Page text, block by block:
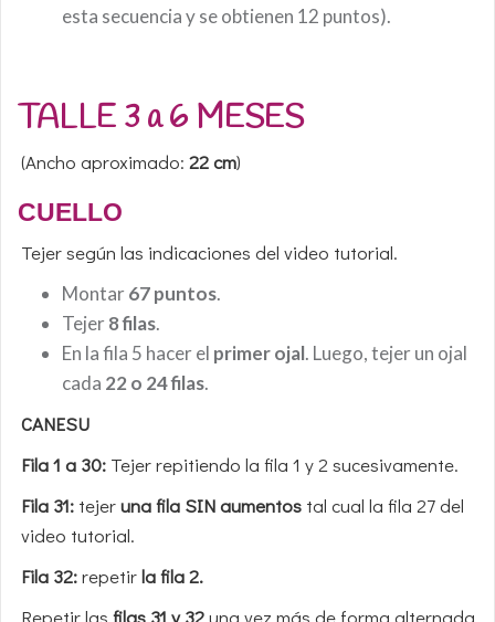
esta secuencia y se obtienen 12 puntos).
TALLE 3 a 6 MESES
(Ancho aproximado: 22 cm)
CUELLO
Tejer según las indicaciones del video tutorial.
Montar67 puntos.
Tejer8 filas.
En la fila 5 hacer el primer ojal. Luego, tejer un ojal
cada 22 o 24 filas.
CANESU
Fila 1 a 30: Tejer repitiendo la fila 1 y 2 sucesivamente.
Fila 31: tejeruna fila SIN aumentos tal cual la fila 27 del
video tutorial.
Fila 32:repetirla fila 2.